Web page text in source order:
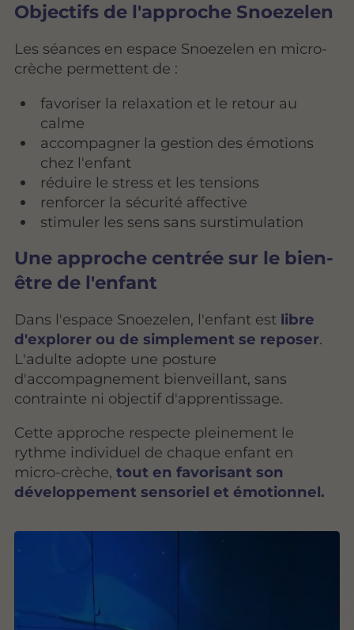
Objectifs de l'approche Snoezelen
Les séances en espace Snoezelen en micro-
crèche permettent de :
favoriser la relaxation et le retour au
calme
accompagner la gestion des émotions
chez l'enfant
réduire le stress et les tensions
renforcer la sécurité affective
stimuler les sens sans surstimulation
Une approche centrée sur le bien-
être de l'enfant
Dans l'espace Snoezelen, l'enfant est libre
d'explorer ou de simplement se reposer.
L'adulte adopte une posture
d'accompagnement bienveillant, sans
contrainte ni objectif d'apprentissage.
Cette approche respecte pleinement le
rythme individuel de chaque enfant en
micro-crèche, tout en favorisant son
développement sensoriel et émotionnel.